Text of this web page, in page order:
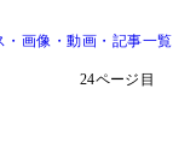
・画像・動画・記事一覧
24ページ目